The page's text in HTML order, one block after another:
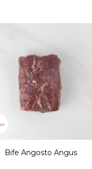
Bife Angosto Angus